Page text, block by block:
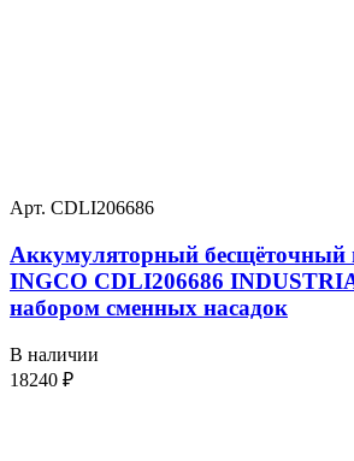
Арт. CDLI206686
Аккумуляторный бесщёточный
INGCO CDLI206686
набором сменных насадок
В наличии
18240 ₽